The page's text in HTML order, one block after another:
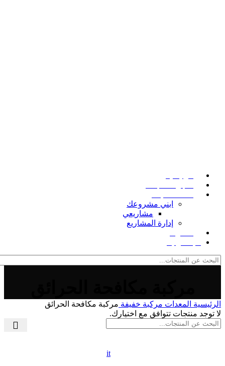
ابني مشروعك
مشاريعي
إدارة المشاريع
الرئيسية المعدات مركبة خفيفة مركبة مكافحة الحرائق
لا توجد منتجات تتوافق مع اختيارك.
it